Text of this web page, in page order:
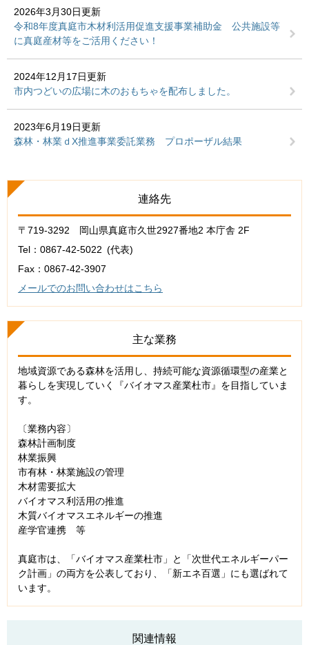
2026年3月30日更新
令和8年度真庭市木材利活用促進支援事業補助金 公共施設等
に真庭産材等をご活用ください！
2024年12月17日更新
市内つどいの広場に木のおもちゃを配布しました。
2023年6月19日更新
森林・林業ｄX推進事業委託業務 プロポーザル結果
連絡先
〒719-3292 岡山県真庭市久世2927番地2 本庁舎 2F
Tel：0867-42-5022
代表
Fax：0867-42-3907
メールでのお問い合わせはこちら
主な業務
地域資源である森林を活用し、持続可能な資源循環型の産業と
暮らしを実現していく『バイオマス産業杜市』を目指していま
す。
〔業務内容〕
森林計画制度
林業振興
市有林・林業施設の管理
木材需要拡大
バイオマス利活用の推進
木質バイオマスエネルギーの推進
産学官連携 等
真庭市は、「バイオマス産業杜市」と「次世代エネルギーパー
ク計画」の両方を公表しており、「新エネ百選」にも選ばれて
います。
関連情報